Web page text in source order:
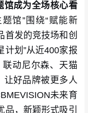
馆成为全场核心看
馆”围绕“赋能新
首发的竞技场和创
计划”从近400家报
动尼尔森、天猫
让好品牌被更多人
未来育
品，新颖形式吸引